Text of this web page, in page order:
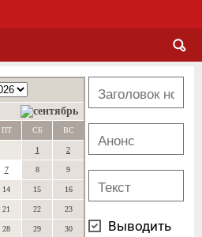
ПТ СБ ВС
1 2
7 8 9
14 15 16
21 22 23
28 29 30
Выводить